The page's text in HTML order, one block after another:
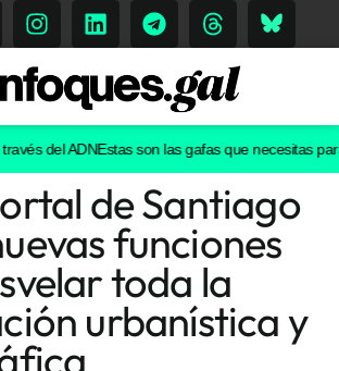
del ADNEstas son las gafas que necesitas
de Santiago
funciones
toda la
urbanística y